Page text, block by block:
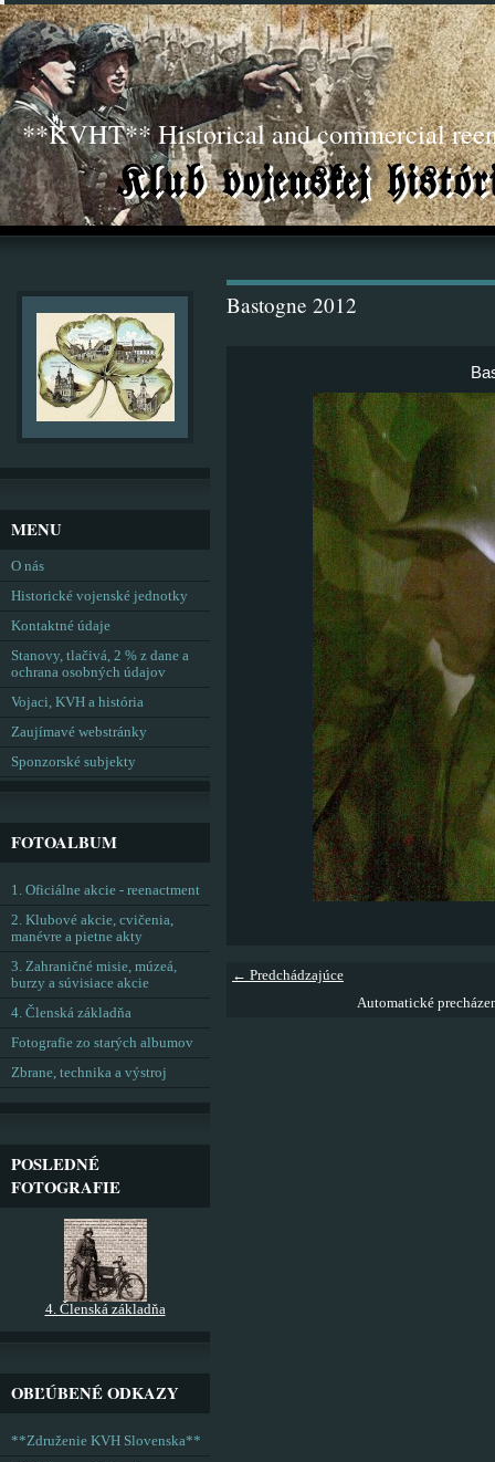
**KVHT** Historical and commercial
Bastogne 2012
← Predchádzajúce
Automatické
MENU
O nás
Historické vojenské jednotky
Kontaktné údaje
Stanovy, tlačivá, 2 % z dane a
ochrana osobných údajov
Vojaci, KVH a história
Zaujímavé webstránky
Sponzorské subjekty
FOTOALBUM
1. Oficiálne akcie - reenactment
2. Klubové akcie, cvičenia,
manévre a pietne akty
3. Zahraničné misie, múzeá,
burzy a súvisiace akcie
4. Členská základňa
Fotografie zo starých albumov
Zbrane, technika a výstroj
POSLEDNÉ
FOTOGRAFIE
4. Členská základňa
OBĽÚBENÉ ODKAZY
**Združenie KVH Slovenska**